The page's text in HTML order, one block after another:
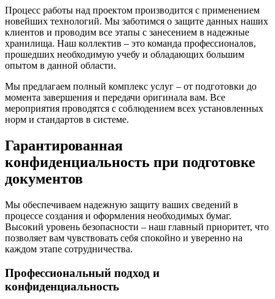
Процесс работы над проектом производится с применением
новейших технологий. Мы заботимся о защите данных наших
клиентов и проводим все этапы с занесением в надежные
хранилища. Наш коллектив – это команда профессионалов,
прошедших необходимую учебу и обладающих большим
опытом в данной области.
Мы предлагаем полный комплекс услуг – от подготовки до
момента завершения и передачи оригинала вам. Все
мероприятия проводятся с соблюдением всех установленных
норм и стандартов в системе.
Гарантированная
конфиденциальность при подготовке
документов
Мы обеспечиваем надежную защиту ваших сведений в
процессе создания и оформления необходимых бумаг.
Высокий уровень безопасности – наш главный приоритет, что
позволяет вам чувствовать себя спокойно и уверенно на
каждом этапе сотрудничества.
Профессиональный подход и
конфиденциальность